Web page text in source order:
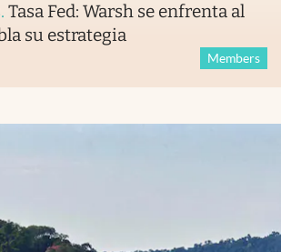
. Tasa Fed: Warsh se enfrenta al
su estrategia
Members